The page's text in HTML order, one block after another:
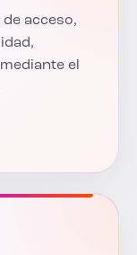
acceso,
el